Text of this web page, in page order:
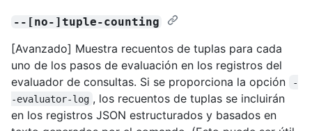
--[no-]tuple-counting
[Avanzado] Muestra recuentos de tuplas para cada
uno de los pasos de evaluación en los registros del
evaluador de consultas. Si se proporciona la opción
-
-evaluator-log , los recuentos de tuplas se incluirán
en los registros JSON estructurados y basados en